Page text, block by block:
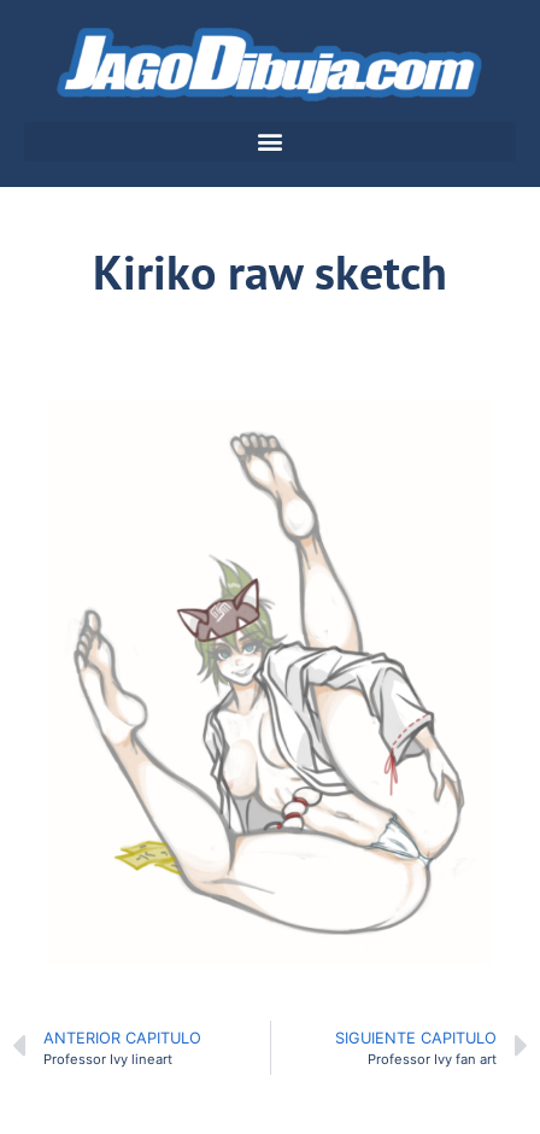
Kiriko raw sketch
ANTERIOR CAPITULO
Professor Ivy lineart
SIGUIENTE CAPITULO
Professor Ivy fan art